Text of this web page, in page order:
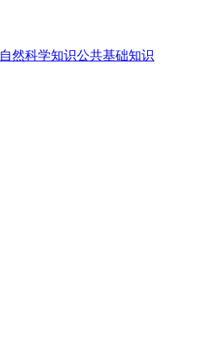
自然科学知识公共基础知识